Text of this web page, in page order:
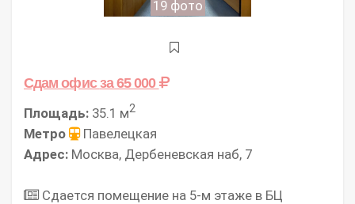
19 фото
Сдам офисза 65 000
Площадь: 35.1 м2
Метро
Павелецкая
Адрес: Москва, Дербеневская наб, 7
Сдается помещение на 5-м этаже в БЦ